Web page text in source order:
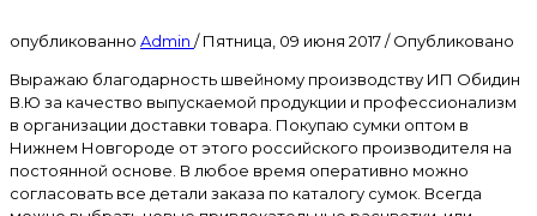
опубликованно Admin /Пятница, 09 июня 2017/Опубликовано
Выражаю благодарность швейному производству ИП Обидин
В.Ю за качество выпускаемой продукции и профессионализм
в организации доставки товара. Покупаю сумки оптом в
Нижнем Новгороде от этого российского производителя на
постоянной основе. В любое время оперативно можно
согласовать все детали заказа по каталогу сумок. Всегда